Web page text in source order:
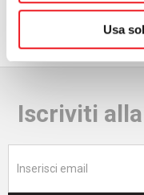
Usa
opportunità.
Iscriviti